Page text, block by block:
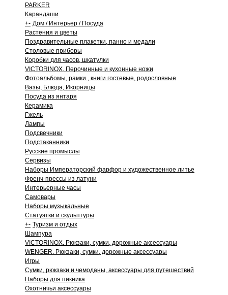
PARKER
Карандаши
+- Дом / Интерьер / Посуда
Растения и цветы
Поздравительные плакетки, панно и медали
Столовые приборы
Коробки для часов, шкатулки
VICTORINOX. Перочинные и кухонные ножи
Фотоальбомы, рамки , книги гостевые, родословные
Вазы, Блюда, Икорницы
Посуда из янтаря
Керамика
Гжель
Лампы
Подсвечники
Подстаканники
Русские промыслы
Сервизы
Наборы Императорский фарфор и художественное литье
Френч-прессы из латуни
Интерьерные часы
Самовары
Наборы музыкальные
Статуэтки и скульптуры
+- Туризм и отдых
Шампура
VICTORINOX. Рюкзаки, сумки, дорожные аксессуары
WENGER. Рюкзаки, сумки, дорожные аксессуары
Игры
Сумки, рюкзаки и чемоданы, аксессуары для путешествий
Наборы для пикника
Охотничьи аксессуары